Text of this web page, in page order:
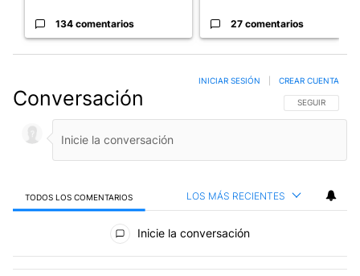
134 comentarios 27 comentarios
Conversación SIGA ESTA
SEGUIR
INICIAR SESIÓN CREAR CUENTA
TODOS LOS COMENTARIOS LOS MÁS RECIENTES
Todos los comentarios
Inicie la conversación